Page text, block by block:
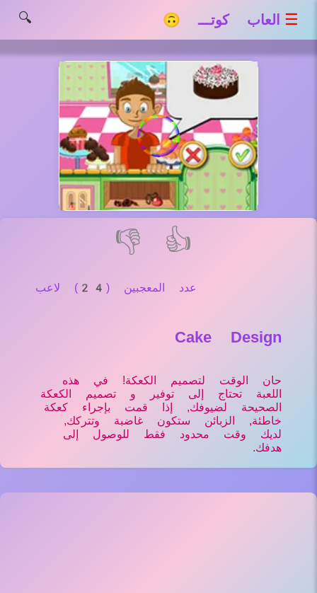
☰ العاب كوتـــ 🙃 🔍
👍
👎
عدد المعجبين (24) لاعب
Cake Design
حان الوقت لتصميم الكعكة! في هذه
اللعبة تحتاج إلى توفير و تصميم الكعكة
الصحيحة لضيوفك, إذا قمت بإجراء كعكة
خاطئة, الزبائن ستكون غاضبة وتتركك,
لديك وقت محدود فقط للوصول إلى
هدفك.